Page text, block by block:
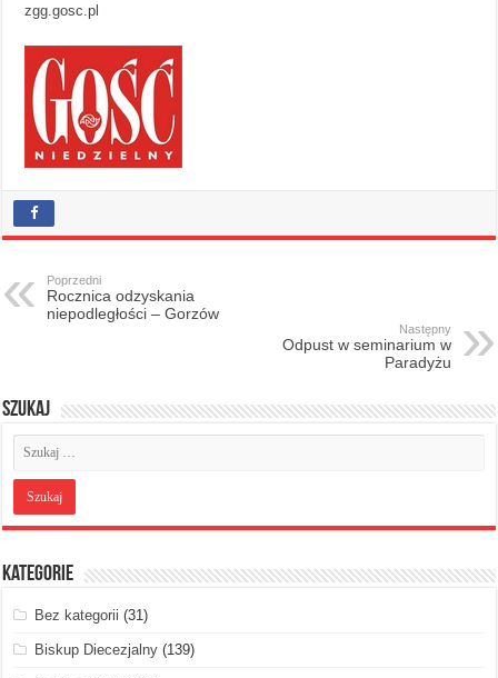
zgg.gosc.pl
Poprzedni
Rocznica odzyskania
niepodległości – Gorzów
Następny
Odpust w seminarium w
Paradyżu
Szukaj
Kategorie
Bez kategorii (31)
Biskup Diecezjalny (139)